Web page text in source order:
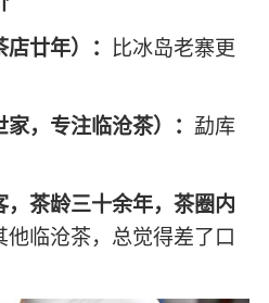
廿年）： 比冰岛老寨更
，专注临沧茶）： 勐库
茶龄三十余年，茶圈内
他临沧茶，总觉得差了口